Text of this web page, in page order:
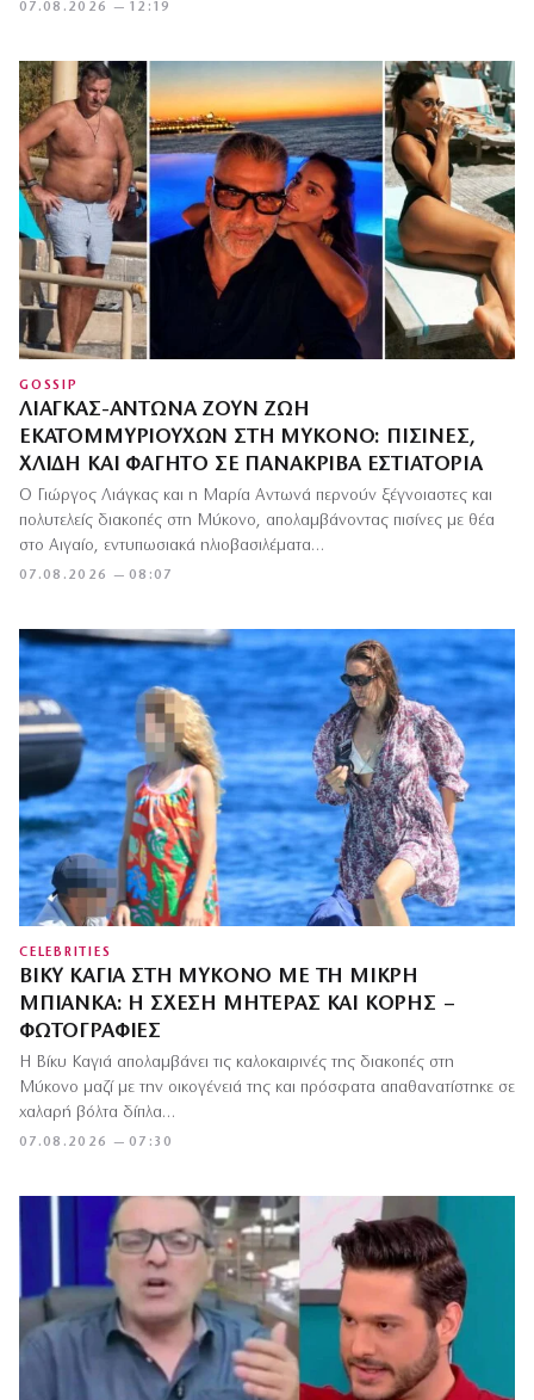
07.08.2026 — 12:19
GOSSIP
ΛΙΆΓΚΑΣ-ΑΝΤΩΝΆ ΖΟΥΝ ΖΩΉ
ΕΚΑΤΟΜΜΥΡΙΟΎΧΩΝ ΣΤΗ ΜΎΚΟΝΟ: ΠΙΣΊΝΕΣ,
ΧΛΙΔΉ ΚΑΙ ΦΑΓΗΤΌ ΣΕ ΠΑΝΆΚΡΙΒΑ ΕΣΤΙΑΤΌΡΙΑ
07.08.2026 — 08:07
Ο Γιώργος Λιάγκας και η Μαρία Αντωνά περνούν ξέγνοιαστες και
πολυτελείς διακοπές στη Μύκονο, απολαμβάνοντας πισίνες με θέα
στο Αιγαίο, εντυπωσιακά ηλιοβασιλέματα…
CELEBRITIES
ΒΊΚΥ ΚΑΓΙΆ ΣΤΗ ΜΎΚΟΝΟ ΜΕ ΤΗ ΜΙΚΡΉ
ΜΠΙΆΝΚΑ: Η ΣΧΈΣΗ ΜΗΤΈΡΑΣ ΚΑΙ ΚΌΡΗΣ –
ΦΩΤΟΓΡΑΦΊΕΣ
07.08.2026 — 07:30
Η Βίκυ Καγιά απολαμβάνει τις καλοκαιρινές της διακοπές στη
Μύκονο μαζί με την οικογένειά της και πρόσφατα απαθανατίστηκε σε
χαλαρή βόλτα δίπλα…